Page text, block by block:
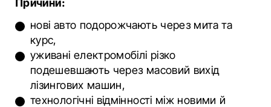
Причини:
нові авто подорожчають через мита та
курс,
уживані електромобілі різко
подешевшають через масовий вихід
лізингових машин,
технологічні відмінності між новими й